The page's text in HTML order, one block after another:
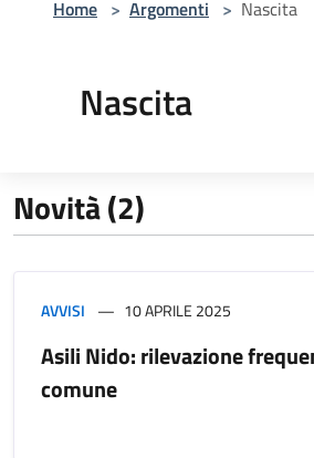
Home > Argomenti > Nascita
Nascita
Novità (2)
AVVISI 10 APRILE 2025
Asili Nido: rilevazione
comune